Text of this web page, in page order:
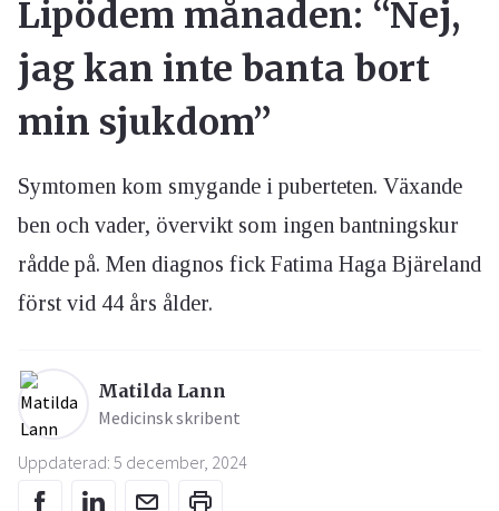
Lipödem månaden: “Nej,
jag kan inte banta bort
min sjukdom”
Symtomen kom smygande i puberteten. Växande
ben och vader, övervikt som ingen bantningskur
rådde på. Men diagnos fick Fatima Haga Bjäreland
först vid 44 års ålder.
Matilda Lann
Medicinsk skribent
Uppdaterad: 5 december, 2024